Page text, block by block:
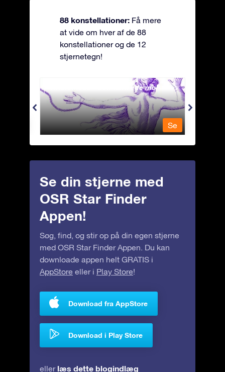
88 konstellationer: Få mere
at vide om hver af de 88
konstellationer og de 12
stjernetegn!
Andromeda - Den lænkede mø
Se
Se din stjerne med
OSR Star Finder
Appen!
Søg, find, og stir op på din egen stjerne
med OSR Star Finder Appen. Du kan
downloade appen helt GRATIS i
AppStore eller i Play Store!
Download fra AppStore
Download i Play Store
eller læs dette blogindlæg